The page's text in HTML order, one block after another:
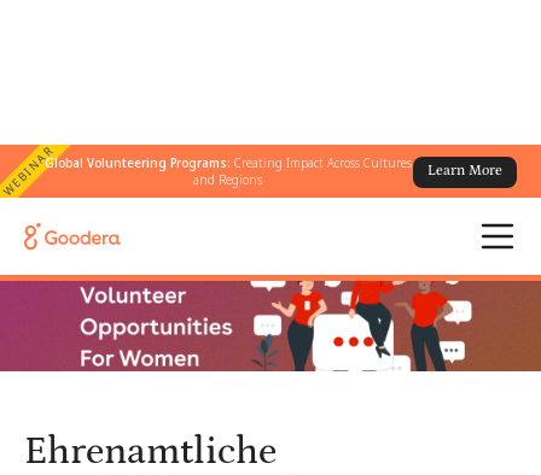
WEBINARGlobal Volunteering Programs: Creating Impact Across Cultures
and Regions
Learn More
← Alle Blogs
und etwas bewirkt
Ehrenamtliche